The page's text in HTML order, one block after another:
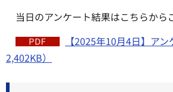
当日のアンケート結果はこちらから
【2025年10月4日】ア
2,402KB）